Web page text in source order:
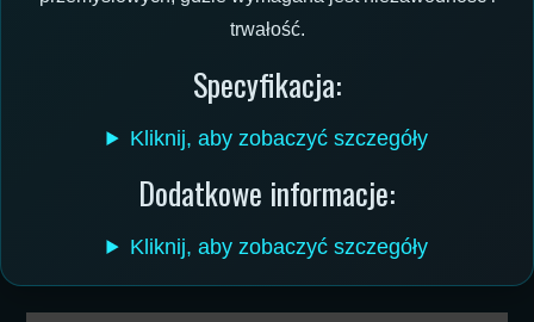
trwałość.
Specyfikacja:
Kliknij, aby zobaczyć szczegóły
Dodatkowe informacje:
Kliknij, aby zobaczyć szczegóły